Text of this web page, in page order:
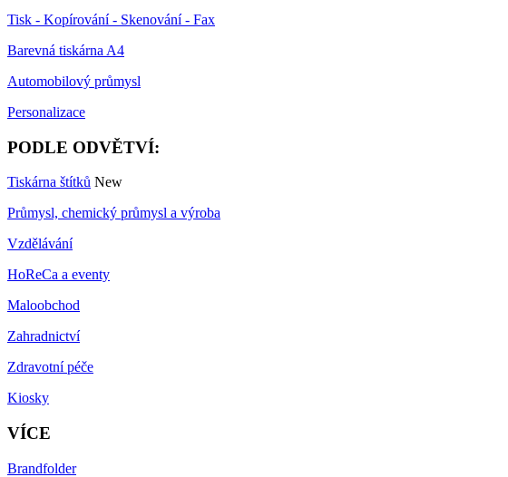
Tisk - Kopírování - Skenování - Fax
Barevná tiskárna A4
Automobilový průmysl
Personalizace
PODLE ODVĚTVÍ:
Tiskárna štítků New
Průmysl, chemický průmysl a výroba
Vzdělávání
HoReCa a eventy
Maloobchod
Zahradnictví
Zdravotní péče
Kiosky
VÍCE
Brandfolder